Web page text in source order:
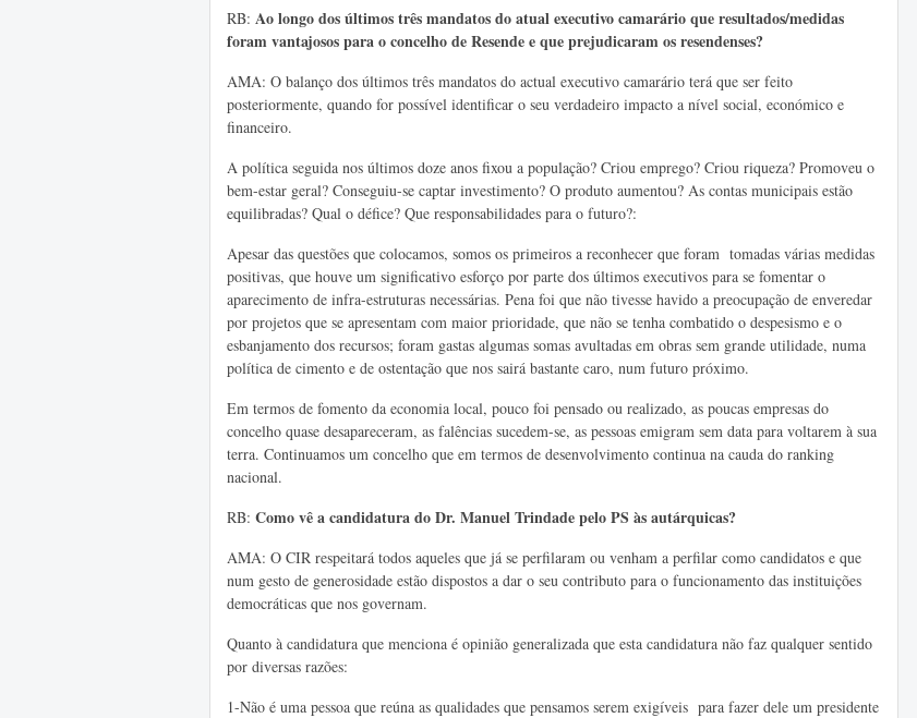
RB: Ao longo dos últimos três mandatos do atual executivo camarário que resultados/medidas
foram vantajosos para o concelho de Resende e que prejudicaram os resendenses?
AMA: O balanço dos últimos três mandatos do actual executivo camarário terá que ser feito
posteriormente, quando for possível identificar o seu verdadeiro impacto a nível social, económico e
financeiro.
A política seguida nos últimos doze anos fixou a população? Criou emprego? Criou riqueza? Promoveu o
bem-estar geral? Conseguiu-se captar investimento? O produto aumentou? As contas municipais estão
equilibradas? Qual o défice? Que responsabilidades para o futuro?:
Apesar das questões que colocamos, somos os primeiros a reconhecer que foram tomadas várias medidas
positivas, que houve um significativo esforço por parte dos últimos executivos para se fomentar o
aparecimento de infra-estruturas necessárias. Pena foi que não tivesse havido a preocupação de enveredar
por projetos que se apresentam com maior prioridade, que não se tenha combatido o despesismo e o
esbanjamento dos recursos; foram gastas algumas somas avultadas em obras sem grande utilidade, numa
política de cimento e de ostentação que nos sairá bastante caro, num futuro próximo.
Em termos de fomento da economia local, pouco foi pensado ou realizado, as poucas empresas do
concelho quase desapareceram, as falências sucedem-se, as pessoas emigram sem data para voltarem à sua
terra. Continuamos um concelho que em termos de desenvolvimento continua na cauda do ranking
nacional.
RB: Como vê a candidatura do Dr. Manuel Trindade pelo PS às autárquicas?
AMA: O CIR respeitará todos aqueles que já se perfilaram ou venham a perfilar como candidatos e que
num gesto de generosidade estão dispostos a dar o seu contributo para o funcionamento das instituições
democráticas que nos governam.
Quanto à candidatura que menciona é opinião generalizada que esta candidatura não faz qualquer sentido
por diversas razões:
1-Não é uma pessoa que reúna as qualidades que pensamos serem exigíveis para fazer dele um presidente